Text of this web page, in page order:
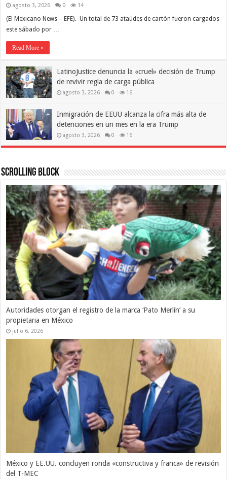
agosto 3, 2026 0 14
(El Mexicano News – EFE).- Un total de 73 ataúdes de cartón fueron cargados
este sábado por …
Read More »
LatinoJustice denuncia la «cruel» decisión de Trump
de revivir regla de carga pública
agosto 3, 2026 0 16
Inmigración de EEUU alcanza la cifra más alta de
detenciones en un mes en la era Trump
agosto 3, 2026 0 16
Scrolling Block
Autoridades otorgan el registro de la marca ‘Pato Merlín’ a su
propietaria en México
julio 6, 2026
México y EE.UU. concluyen ronda «constructiva y franca» de revisión
del T-MEC